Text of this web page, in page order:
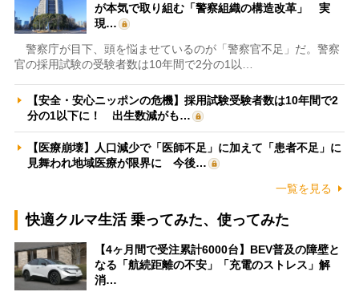
が本気で取り組む「警察組織の構造改革」 実
現…
警察庁が目下、頭を悩ませているのが「警察官不足」だ。警察
官の採用試験の受験者数は10年間で2分の1以…
【安全・安心ニッポンの危機】採用試験受験者数は10年間で2
分の1以下に！ 出生数減がも…
【医療崩壊】人口減少で「医師不足」に加えて「患者不足」に
見舞われ地域医療が限界に 今後…
一覧を見る
快適クルマ生活 乗ってみた、使ってみた
【4ヶ月間で受注累計6000台】BEV普及の障壁と
なる「航続距離の不安」「充電のストレス」解
消…